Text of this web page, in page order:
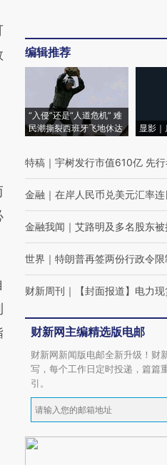
编辑推荐
“入侵”还是“人道危机” 难
民潮撕裂西班牙飞地休达
显影
特稿 ｜ 宇树发行市值610亿 先
金融 ｜ 在岸人民币兑美元汇率
金融我闻 ｜ 艾路明及多名股东被
世界 ｜ 特朗普再签两份行政令
财新周刊 ｜ 【封面报道】电力
财新网主编精选版电邮
财新网新闻版电邮全新升级！财
写，每个工作日定时投递，篇篇
引。